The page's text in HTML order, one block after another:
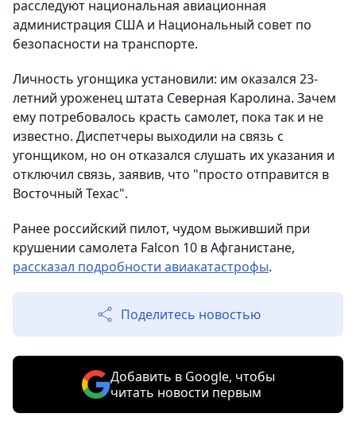
расследуют национальная авиационная
администрация США и Национальный совет по
безопасности на транспорте.
Личность угонщика установили: им оказался 23-
летний уроженец штата Северная Каролина. Зачем
ему потребовалось красть самолет, пока так и не
известно. Диспетчеры выходили на связь с
угонщиком, но он отказался слушать их указания и
отключил связь, заявив, что "просто отправится в
Восточный Техас".
Ранее российский пилот, чудом выживший при
крушении самолета Falcon 10 в Афганистане,
рассказал подробности авиакатастрофы.
Поделитесь новостью
Добавить в Google, чтобы
читать новости первым